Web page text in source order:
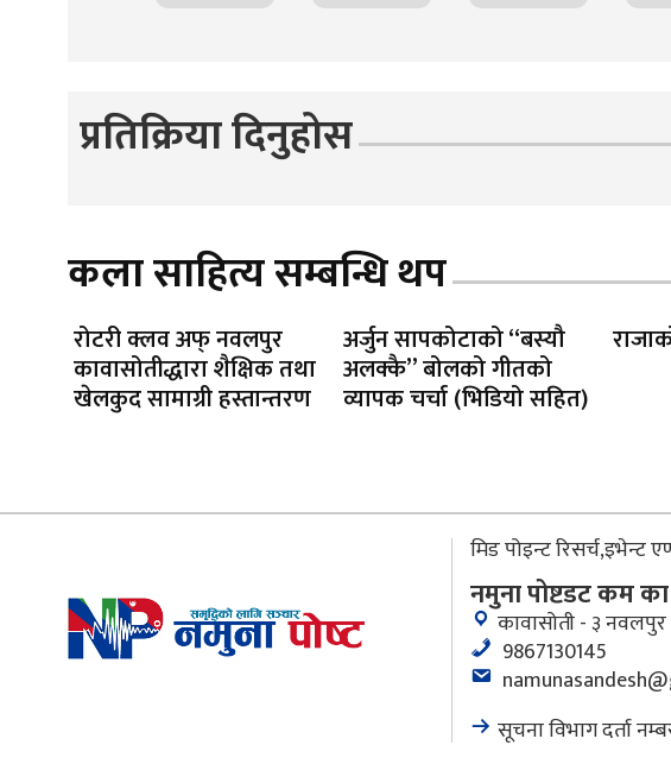
प्रतिक्रिया दिनुहोस
कला साहित्य सम्बन्धि थप
रोटरी क्लव अफ् नवलपुर
कावासोतीद्धारा शैक्षिक तथा
खेलकुद सामाग्री हस्तान्तरण
अर्जुन सापकोटाको “बस्यौ
अलक्कै” बोलको गीतको
व्यापक चर्चा (भिडियो सहित)
मिड पोइन्ट रिसर्च,इभेन्ट
नमुना पोष्टडट कम
कावासोती - ३ नवलपुर
9867130145
सूचना विभाग दर्ता